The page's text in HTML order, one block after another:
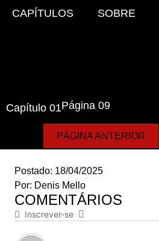
CAPÍTULOS SOBRE
Capítulo 01Página 09
PÁGINA ANTERIOR
Postado: 18/04/2025
Por: Denis Mello
COMENTÁRIOS
Inscrever-se